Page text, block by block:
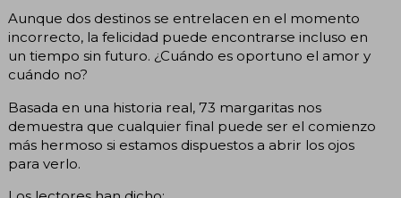
Aunque dos destinos se entrelacen en el momento
incorrecto, la felicidad puede encontrarse incluso en
un tiempo sin futuro. ¿Cuándo es oportuno el amor y
cuándo no?
Basada en una historia real, 73 margaritas nos
demuestra que cualquier final puede ser el comienzo
más hermoso si estamos dispuestos a abrir los ojos
para verlo.